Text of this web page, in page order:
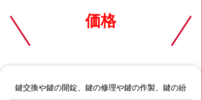
価格
鍵交換や鍵の開錠、鍵の修理や鍵の作製、鍵の紛